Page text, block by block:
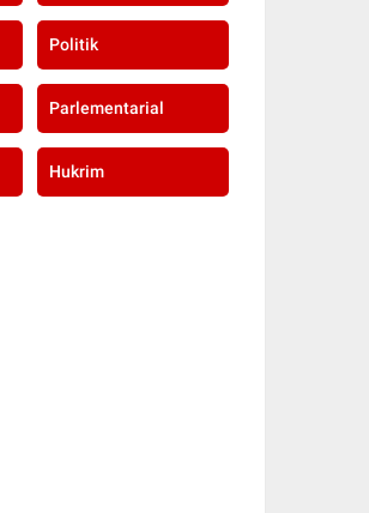
Politik
Parlementarial
Hukrim